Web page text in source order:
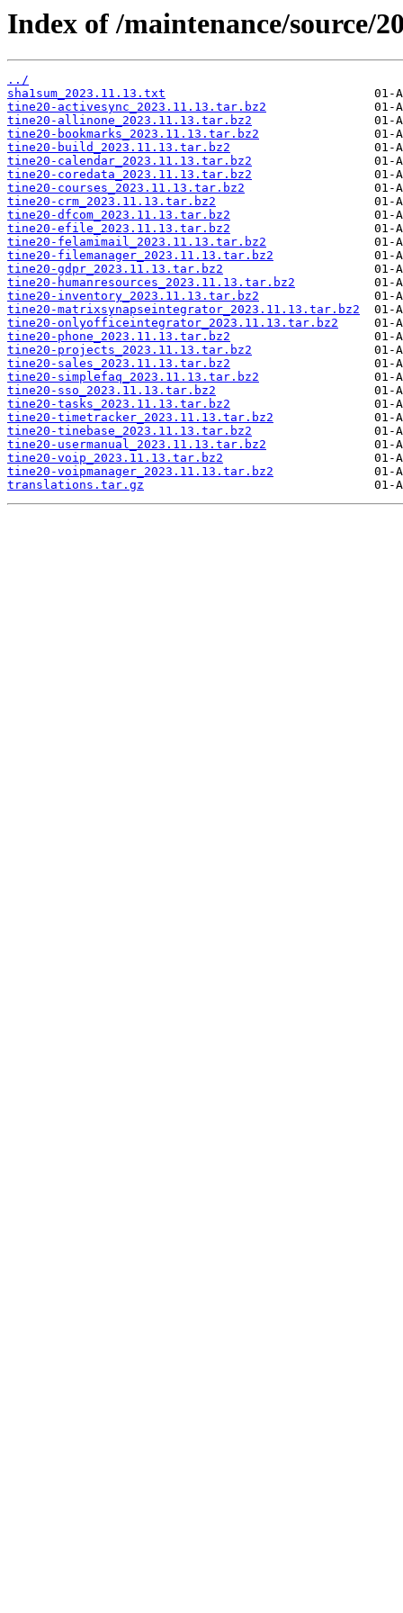
Index of /maintenance/source/
../
sha1sum_2023.11.13.txt
tine20-activesync_2023.11.13.tar.bz2
tine20-allinone_2023.11.13.tar.bz2
tine20-bookmarks_2023.11.13.tar.bz2
tine20-build_2023.11.13.tar.bz2
tine20-calendar_2023.11.13.tar.bz2
tine20-coredata_2023.11.13.tar.bz2
tine20-courses_2023.11.13.tar.bz2
tine20-crm_2023.11.13.tar.bz2
tine20-dfcom_2023.11.13.tar.bz2
tine20-efile_2023.11.13.tar.bz2
tine20-felamimail_2023.11.13.tar.bz2
tine20-filemanager_2023.11.13.tar.bz2
tine20-gdpr_2023.11.13.tar.bz2
tine20-humanresources_2023.11.13.tar.bz2
tine20-inventory_2023.11.13.tar.bz2
tine20-matrixsynapseintegrator_2023.11.13.tar.bz2
tine20-onlyofficeintegrator_2023.11.13.tar.bz2
tine20-phone_2023.11.13.tar.bz2
tine20-projects_2023.11.13.tar.bz2
tine20-sales_2023.11.13.tar.bz2
tine20-simplefaq_2023.11.13.tar.bz2
tine20-sso_2023.11.13.tar.bz2
tine20-tasks_2023.11.13.tar.bz2
tine20-timetracker_2023.11.13.tar.bz2
tine20-tinebase_2023.11.13.tar.bz2
tine20-usermanual_2023.11.13.tar.bz2
tine20-voip_2023.11.13.tar.bz2
tine20-voipmanager_2023.11.13.tar.bz2
translations.tar.gz